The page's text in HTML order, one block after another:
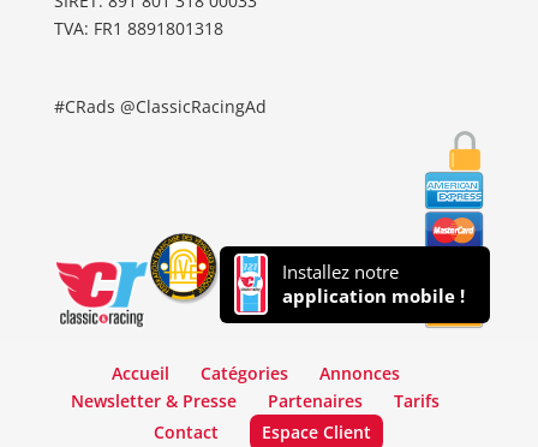
TVA: FR1 8891801318
#CRads @ClassicRacingAd
Installez notre
application mobile !
Accueil Catégories
Annonces
Newsletter & Presse
Partenaires
Tarifs
Contact
Espace Client